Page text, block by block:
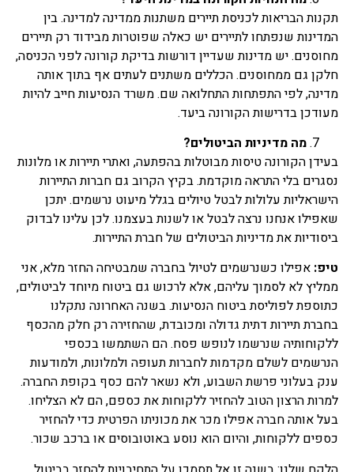
תקנות הבריאות לכניסת תיירים משתנות ממדינה למדינה. בין
המדינות שנפתחו לתיירים יש כאלה שפוטרות מבידוד רק תיירים
מחוסנים. יש מדינות שעדיין דורשות בדיקת קורונה לפני הכניסה,
חלקן גם ממחוסנים. הכללים משתנים לעתים אף בתוך אותה
מדינה, לפי התפתחות התחלואה שם. משרד הנסיעות חייב להיות
מעודכן בדרישות הקורונה ביעד.
מה מדיניות הביטולים?
בעידן הקורונה טיסות מבוטלות בהפתעה, ואתרי תיירות או מלונות
נסגרים בלי התראה מוקדמת. בקיץ הקרוב גם חברות התיירות
הישראליות עלולות לבטל טיולים בגלל מיעוט נרשמים. יתכן
שאפילו אנחנו נרצה לבטל או לשנות בעצמנו. לכן עלינו לבדוק
ביסודיות את מדיניות הביטולים של חברת התיירות.
טיפ: אפילו כשנרשמים לטיול בחברה שמבטיחה החזר מלא, אני
ממליץ לא לסמוך עליהם, אלא לרכוש גם ביטוח מיוחד לביטולים,
כתוספת לפוליסת ביטוח הנסיעות. בשנה האחרונה נתקלנו
בחברת תיירות דתית גדולה ומכובדת, שהחזירה רק חלק מהכסף
ללקוחותיה שנרשמו לנופש פסח. הם השתמשו בכספי
הנרשמים לשלם מקדמות לחברות תעופה ולמלונות, ולמודעות
ענק בעלוני פרשת השבוע, ולא נשאר להם כסף בקופת החברה.
למרות הרצון הטוב להחזיר ללקוחות את כספם, הם לא הצליחו.
בעל אותה חברה אפילו מכר את מכוניתו הפרטית כדי להחזיר
כספים ללקוחות, והיום הוא נוסע באוטובוסים או ברכב שכור.